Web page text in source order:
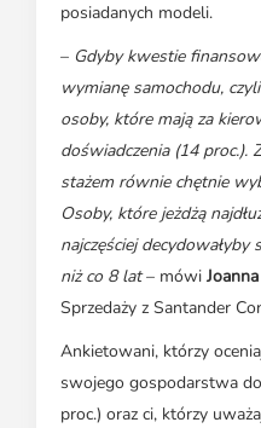
posiadanych modeli.
– Gdyby kwestie
wymianę samochodu,
osoby, które mają za
doświadczenia (14 proc.).
stażem równie chętnie
Osoby, które jeżdżą
najczęściej
niż co 8 lat– mówi
Sprzedaży z Santander
Ankietowani, którzy
swojego gospodarstwa
proc.) oraz ci, którzy